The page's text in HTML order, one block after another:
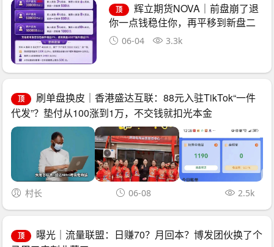
顶
辉立期货NOVA｜前盘崩了退
你一点钱稳住你，再平移到新盘二
次收割——诈骗团伙的“平移换壳流
水线”已跑了三次
06-04 3.3k
顶
刷单盘换皮｜香港盛达互联：88元入驻TikTok“一件
代发”？垫付从100涨到1万，不交钱就扣光本金
村长 06-08 2.5k
顶
曝光｜流量联盟：日赚70？月回本？博发团伙换了个